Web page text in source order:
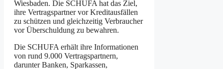
Wiesbaden. Die SCHUFA hat das Ziel,
ihre Vertragspartner vor Kreditausfällen
zu schützen und gleichzeitig Verbraucher
vor Überschuldung zu bewahren.
Die SCHUFA erhält ihre Informationen
von rund 9.000 Vertragspartnern,
darunter Banken, Sparkassen,